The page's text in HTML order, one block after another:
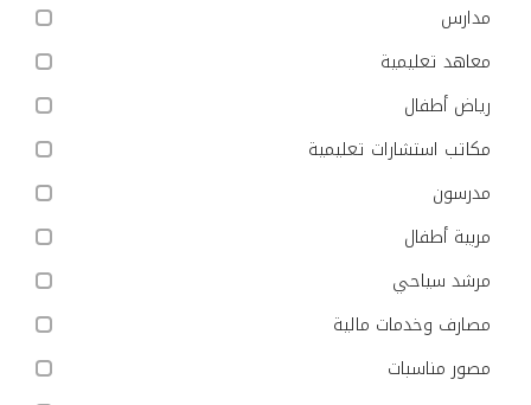
مدارس
معاهد تعليمية
رياض أطفال
مكاتب استشارات تعليمية
مدرسون
مربية أطفال
مرشد سياحي
مصارف وخدمات مالية
مصور مناسبات